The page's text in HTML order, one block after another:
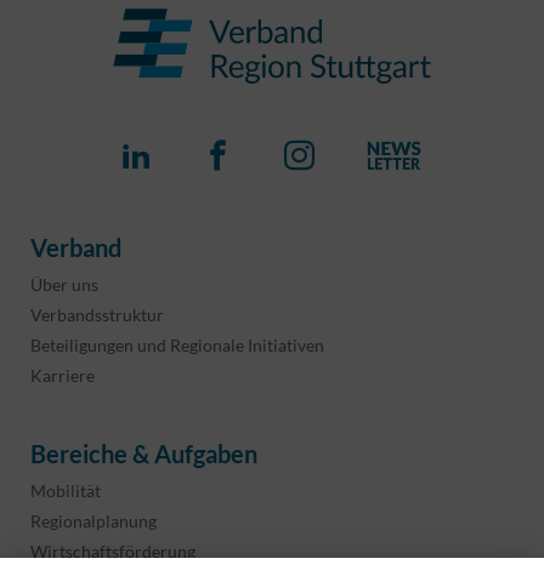
Verband
Über uns
Verbandsstruktur
Beteiligungen und Regionale Initiativen
Karriere
Bereiche & Aufgaben
Mobilität
Regionalplanung
Wirtschaftsförderung